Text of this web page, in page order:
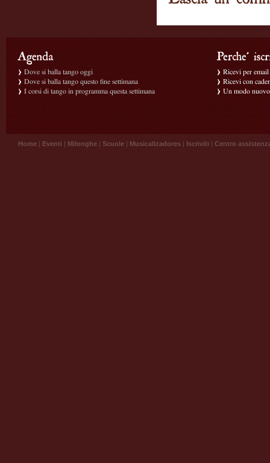
Dove si balla tango oggi
Dove si balla tango questo fine settimana
I corsi di tango in programma questa settimana
Ricevi per
Ricevi con
Un modo
Home | Eventi | Milonghe | Scuole | Musicalizadores | Iscriviti | Centro